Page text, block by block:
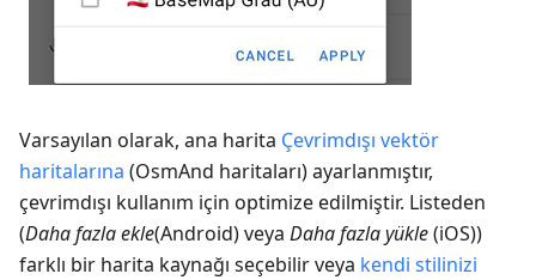
Varsayılan olarak, ana harita Çevrimdışı vektör
haritalarına (OsmAnd haritaları) ayarlanmıştır,
çevrimdışı kullanım için optimize edilmiştir. Listeden
(Daha fazla ekle(Android) veya Daha fazla yükle(iOS))
farklı bir harita kaynağı seçebilir veya kendi stilinizi